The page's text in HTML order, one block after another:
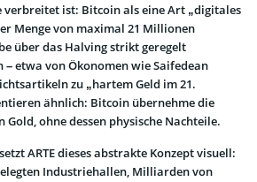
verbreitet ist: Bitcoin als eine Art „digitales
Menge von maximal 21 Millionen
über das Halving strikt geregelt
– etwa von Ökonomen wie Saifedean
zu „hartem Geld im 21.
ähnlich: Bitcoin übernehme die
ohne dessen physische Nachteile.
ARTE dieses abstrakte Konzept visuell:
Industriehallen, Milliarden von